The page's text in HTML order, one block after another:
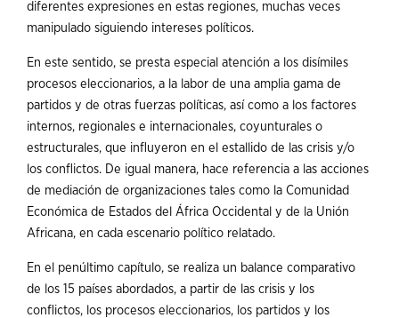
diferentes expresiones en estas regiones, muchas veces
manipulado siguiendo intereses políticos.
En este sentido, se presta especial atención a los disímiles
procesos eleccionarios, a la labor de una amplia gama de
partidos y de otras fuerzas políticas, así como a los factores
internos, regionales e internacionales, coyunturales o
estructurales, que influyeron en el estallido de las crisis y/o
los conflictos. De igual manera, hace referencia a las acciones
de mediación de organizaciones tales como la Comunidad
Económica de Estados del África Occidental y de la Unión
Africana, en cada escenario político relatado.
En el penúltimo capítulo, se realiza un balance comparativo
de los 15 países abordados, a partir de las crisis y los
conflictos, los procesos eleccionarios, los partidos y los